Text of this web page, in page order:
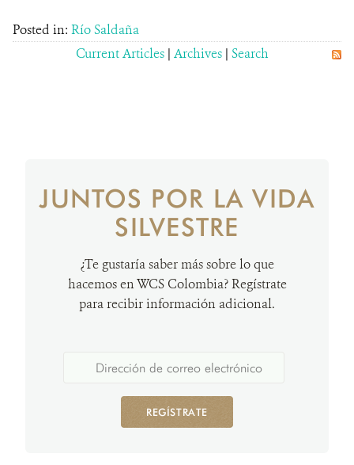
Posted in: Río Saldaña
Current Articles | Archives | Search
JUNTOS POR LA VIDA
SILVESTRE
¿Te gustaría saber más sobre lo que
hacemos en WCS Colombia? Regístrate
para recibir información adicional.
REGÍSTRATE